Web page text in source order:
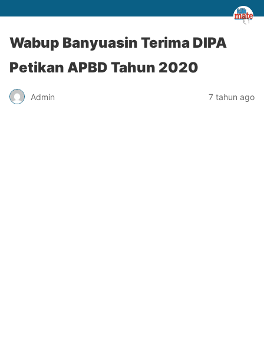
Wabup Banyuasin Terima DIPA
Petikan APBD Tahun 2020
Admin 7 tahun ago